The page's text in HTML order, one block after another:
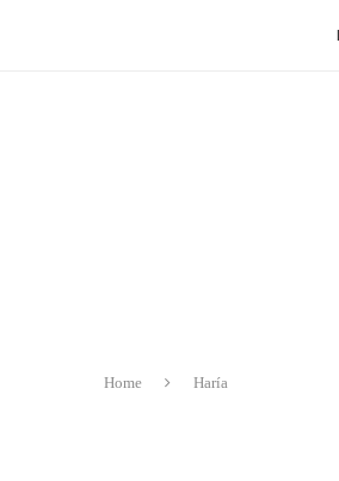
Home Haría